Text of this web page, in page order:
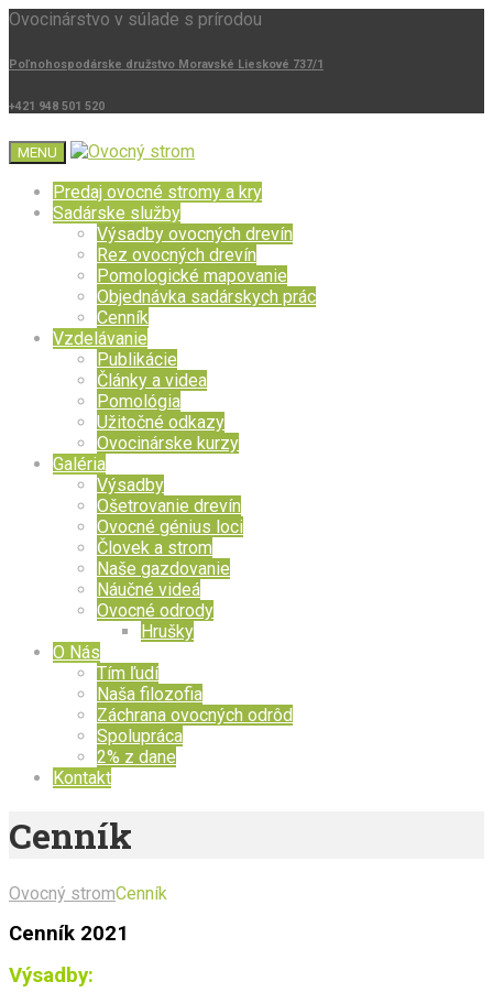
Ovocinárstvo v súlade s prírodou
Poľnohospodárske družstvo Moravské Lieskové 737/1
+421 948 501 520
MENU
Predaj ovocné stromy a kry
Sadárske služby
Výsadby ovocných drevín
Rez ovocných drevín
Pomologické mapovanie
Objednávka sadárskych prác
Cenník
Vzdelávanie
Publikácie
Články a videa
Pomológia
Užitočné odkazy
Ovocinárske kurzy
Galéria
Výsadby
Ošetrovanie drevín
Ovocné génius loci
Človek a strom
Naše gazdovanie
Náučné videá
Ovocné odrody
Hrušky
O Nás
Tím ľudí
Naša filozofia
Záchrana ovocných odrôd
Spolupráca
2% z dane
Kontakt
Cenník
Ovocný stromCenník
Cenník 2021
Výsadby: